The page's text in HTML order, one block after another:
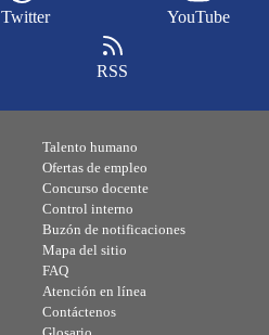
Twitter YouTube
RSS
Talento humano
Ofertas de empleo
Concurso docente
Control interno
Buzón de notificaciones
Mapa del sitio
FAQ
Atención en línea
Contáctenos